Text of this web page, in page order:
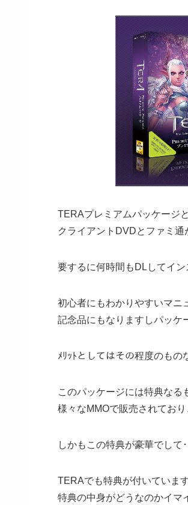
TERAプレミアムパッケージ
クライアントDVDとファミ
要するに何時間もDLしてイ
初心者にもわかりやすいマニ
記念品にもなりますしパッケ
ﾒﾘｯﾄとしてはその程度のもの
このパッケージには特典なる
様々なMMOで販売されてお
しかもこの特典が豪華でして
TERAでも特典が付いていま
特典の中身がどうなのかイマ